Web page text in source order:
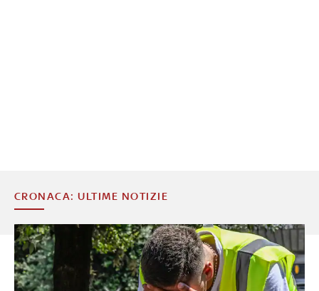
CRONACA: ULTIME NOTIZIE